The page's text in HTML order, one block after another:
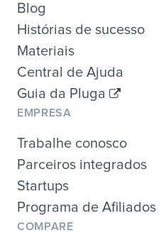
Blog
Histórias de sucesso
Materiais
Central de Ajuda
Guia da Pluga
EMPRESA
Trabalhe conosco
Parceiros integrados
Startups
Programa de Afiliados
COMPARE